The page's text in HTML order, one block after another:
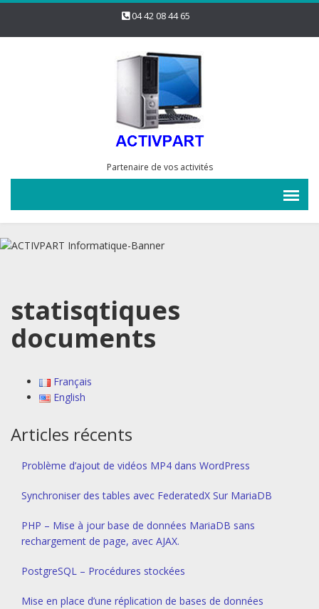
04 42 08 44 65
Partenaire de vos activités
statisqtiques
documents
Français
English
Articles récents
Problème d’ajout de vidéos MP4 dans WordPress
Synchroniser des tables avec FederatedX Sur MariaDB
PHP – Mise à jour base de données MariaDB sans
rechargement de page, avec AJAX.
PostgreSQL – Procédures stockées
Mise en place d’une réplication de bases de données